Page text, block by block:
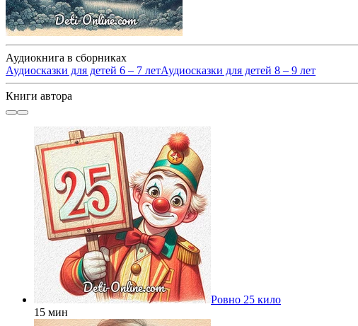
Аудиокнига в сборниках
Аудиосказки для детей 6 – 7 летАудиосказки для детей 8 – 9 лет
Книги автора
Ровно 25 кило
15 мин